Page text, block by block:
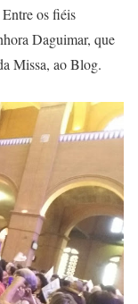
os fiéis
Daguimar, que
Missa, ao Blog.